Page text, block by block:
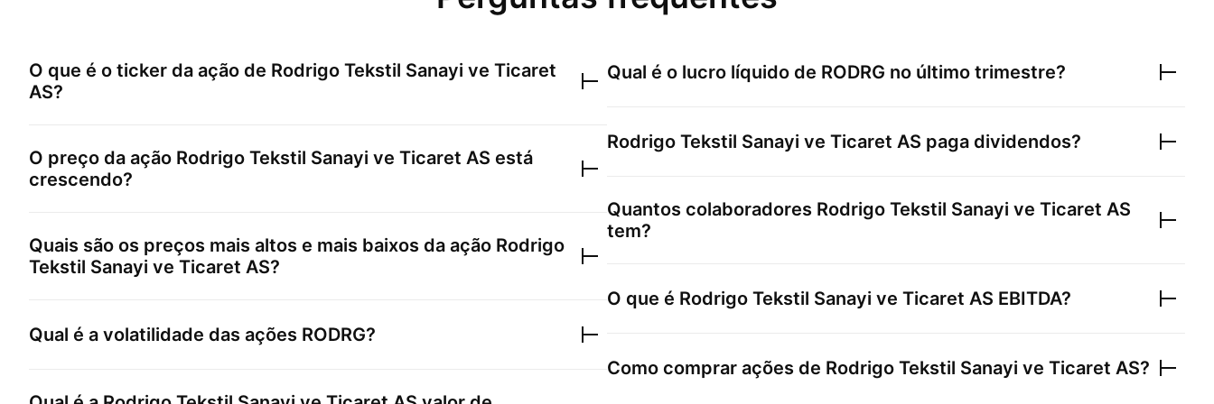
O que é o ticker da ação de Rodrigo Tekstil Sanayi ve Ticaret
AS?
O preço da ação Rodrigo Tekstil Sanayi ve Ticaret AS está
crescendo?
Quais são os preços mais altos e mais baixos da ação Rodrigo
Tekstil Sanayi ve Ticaret AS?
Qual é a volatilidade das ações RODRG?
Qual é o lucro líquido de RODRG no último trimestre?
Rodrigo Tekstil Sanayi ve Ticaret AS paga dividendos?
Quantos colaboradores Rodrigo Tekstil Sanayi ve Ticaret AS
tem?
O que é Rodrigo Tekstil Sanayi ve Ticaret AS EBITDA?
Como comprar ações de Rodrigo Tekstil Sanayi ve Ticaret AS?